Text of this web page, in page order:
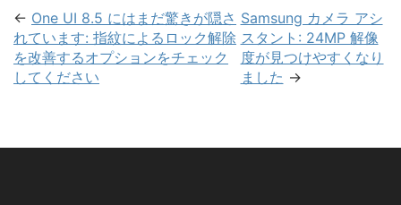
← One UI 8.5 にはまだ驚きが隠さ
れています: 指紋によるロック解除
を改善するオプションをチェック
してください
Samsung カメラ アシ
スタント: 24MP 解像
度が見つけやすくなり
ました →